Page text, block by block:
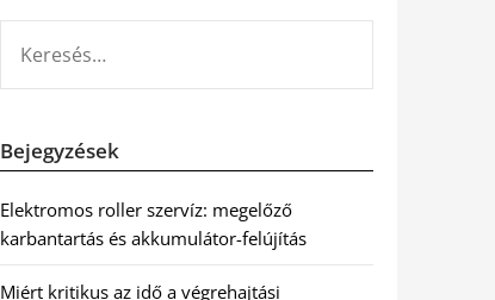
Bejegyzések
Elektromos roller szervíz: megelőző
karbantartás és akkumulátor-felújítás
Miért kritikus az idő a végrehajtási